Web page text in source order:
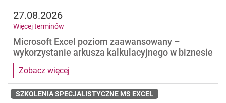
Zobacz więcej
Microsoft Excel poziom zaawansowany –
wykorzystanie arkusza kalkulacyjnego w biznesie
27.08.2026
Więcej terminów
SZKOLENIA SPECJALISTYCZNE MS EXCEL